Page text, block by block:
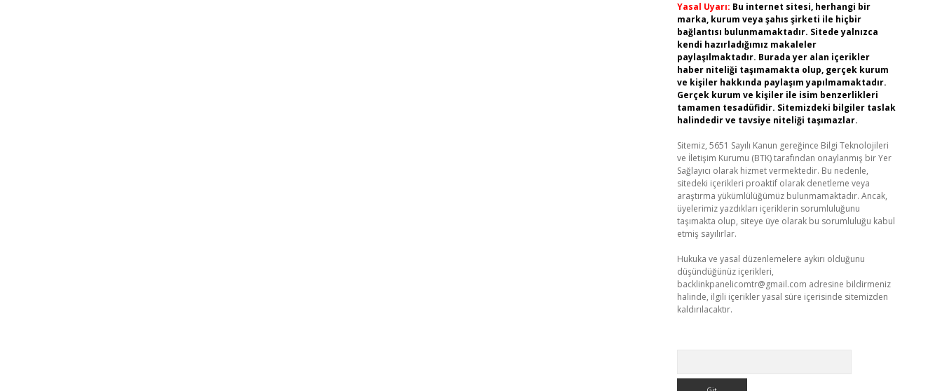
Yasal Uyarı: Bu internet sitesi, herhangi bir
marka, kurum veya şahıs şirketi ile hiçbir
bağlantısı bulunmamaktadır. Sitede yalnızca
kendi hazırladığımız makaleler
paylaşılmaktadır. Burada yer alan içerikler
haber niteliği taşımamakta olup, gerçek kurum
ve kişiler hakkında paylaşım yapılmamaktadır.
Gerçek kurum ve kişiler ile isim benzerlikleri
tamamen tesadüfidir. Sitemizdeki bilgiler taslak
halindedir ve tavsiye niteliği taşımazlar.
Sitemiz, 5651 Sayılı Kanun gereğince Bilgi Teknolojileri
ve İletişim Kurumu (BTK) tarafından onaylanmış bir Yer
Sağlayıcı olarak hizmet vermektedir. Bu nedenle,
sitedeki içerikleri proaktif olarak denetleme veya
araştırma yükümlülüğümüz bulunmamaktadır. Ancak,
üyelerimiz yazdıkları içeriklerin sorumluluğunu
taşımakta olup, siteye üye olarak bu sorumluluğu kabul
etmiş sayılırlar.
Hukuka ve yasal düzenlemelere aykırı olduğunu
düşündüğünüz içerikleri,
backlinkpanelicomtr@gmail.com adresine bildirmeniz
halinde, ilgili içerikler yasal süre içerisinde sitemizden
kaldırılacaktır.